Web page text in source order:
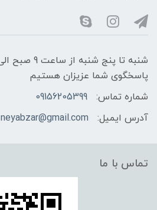
پاسخگوی شما عزیزان هستیم
شماره تماس:
09156205399
آدرس ایمیل:
neyabzar@gmail.com
تماس با ما